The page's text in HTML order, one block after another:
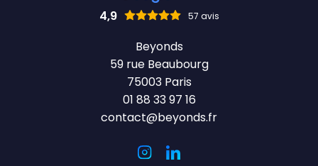
4,9 57 avis
Beyonds
59 rue Beaubourg
75003 Paris
01 88 33 97 16
contact@beyonds.fr